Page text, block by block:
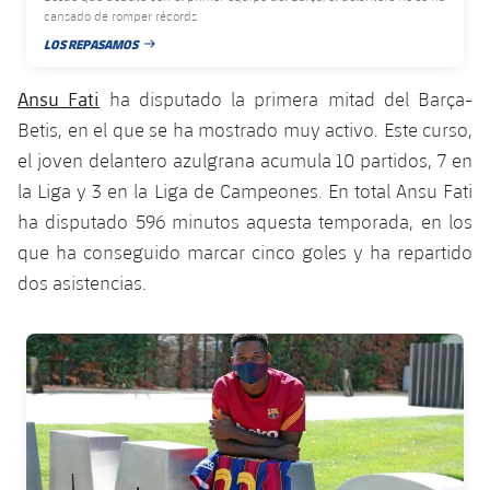
Servicios Médicos
Acreditaciones
SUB8 B
Fotos
Palmarés
Fotos
Infantil B
Entradas
Resultados
Clasificaciones
Fotos
Historia
Calendario
Resultados
Jugadores
Clasificaciones
plusicon
más
Actualidad
Juvenil
Cadete
Infantil
Alevín
Campus Verano
PLUSICON
MÁS
Primer equipo
plusicon
Actualidad
Calendario
Entradas
Resultados
Clasificaciones
Barça Atlètic
Actualidad
Calendario
Resultados
Jugadores
Base
Actualidad
Barça C
Junior
Campus Verano
PLUSICON
MÁS
Información general
plusicon
más
cansado de romper récords
LOS REPASAMOS
FECHA DE PUBLICACIÓN
Ansu Fati ha disputado la primera mitad del Barça-
Betis, en el que se ha mostrado muy activo. Este curso,
el joven delantero azulgrana acumula 10 partidos, 7 en
la Liga y 3 en la Liga de Campeones. En total Ansu Fati
ha disputado 596 minutos aquesta temporada, en los
que ha conseguido marcar cinco goles y ha repartido
dos asistencias.
FC Barcelona club badge